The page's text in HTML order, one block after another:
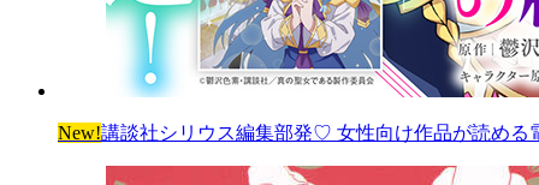
New!講談社シリウス編集部発♡ 女性向け作品が読める